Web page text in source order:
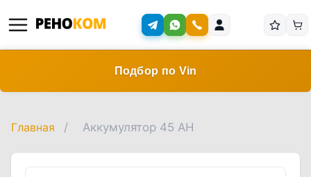
Подбор по Vin
Главная / Аккумулятор 45 AH